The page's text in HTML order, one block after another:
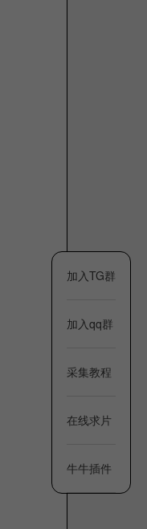
加入TG群
加入qq群
采集教程
在线求片
牛牛插件